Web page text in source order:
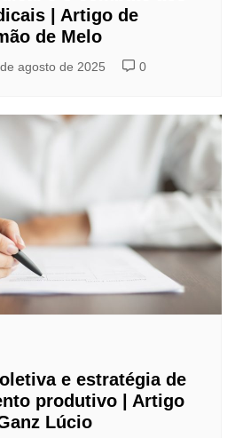
| Artigo de
de Melo
agosto de 2025 0
e estratégia de
produtivo | Artigo
Lúcio